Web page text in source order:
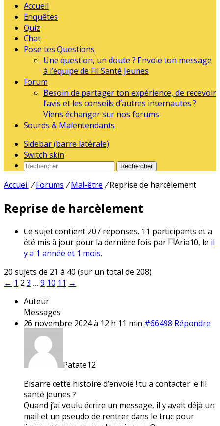
Accueil
Enquêtes
Quiz
Chat
Pose tes Questions
Une question, un doute ? Envoie ton message
à l’équipe de Fil Santé Jeunes
Forum
Besoin de partager ton expérience, de recevoir
l’avis et les conseils d’autres internautes ?
Viens échanger sur nos forums
Sourds & Malentendants
Sidebar (barre latérale)
Switch skin
Rechercher
Accueil / Forums / Mal-être / Reprise de harcèlement
Reprise de harcèlement
Ce sujet contient 207 réponses, 11 participants et a
été mis à jour pour la dernière fois par
Aria10, le il
y a 1 année et 1 mois.
20 sujets de 21 à 40 (sur un total de 208)
← 1 2 3 … 9 10 11 →
Auteur
Messages
26 novembre 2024 à 12 h 11 min #66498 Répondre
Patate12
Bisarre cette histoire d’envoie ! tu a contacter le fil
santé jeunes ?
Quand j’ai voulu écrire un message, il y avait déjà un
mail et un pseudo de rentrer dans le truc pour